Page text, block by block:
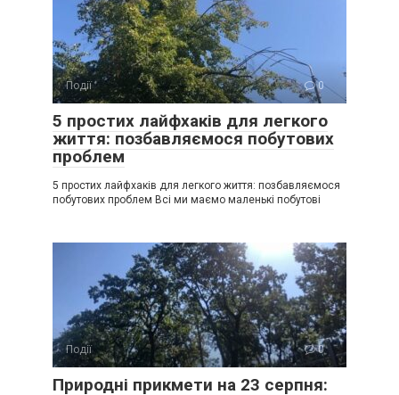
Події 0
5 простих лайфхаків для легкого
життя: позбавляємося побутових
проблем
5 простих лайфхаків для легкого життя: позбавляємося
побутових проблем Всі ми маємо маленькі побутові
Події 0
Природні прикмети на 23 серпня: